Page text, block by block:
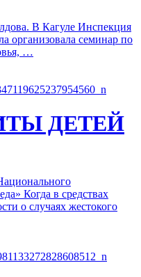
В Кагуле Инспекция
организовала семинар по
…
ДЕТЕЙ
Когда в средствах
о случаях жестокого